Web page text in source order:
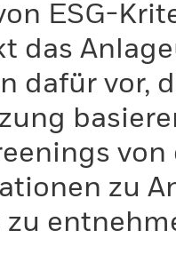
ESG-
das
dafür vor,
zu
zu